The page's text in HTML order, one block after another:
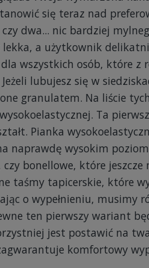
się teraz nad
dwa... nic bardziej
a użytkownik
wszystkich osób, które z
lubujesz się w
granulatem. Na liście
Ta
Pianka
naprawdę wysokim
bonellowe, które
taśmy tapicerskie, które
o wypełnieniu, musimy
ten pierwszy wariant
jest postawić na
komfortowy